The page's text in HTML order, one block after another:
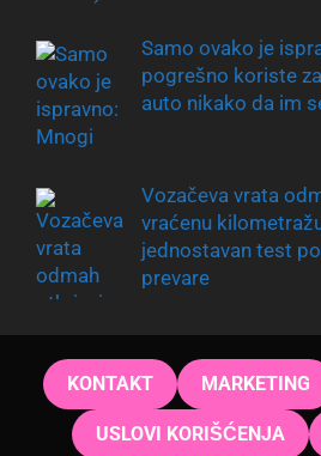
Samo ovako je
pogrešno koriste
auto nikako da im
Vozačeva vrata
vraćenu
jednostavan test
prevare
KONTAKT MARKETING
USLOVI KORIŠĆENJA